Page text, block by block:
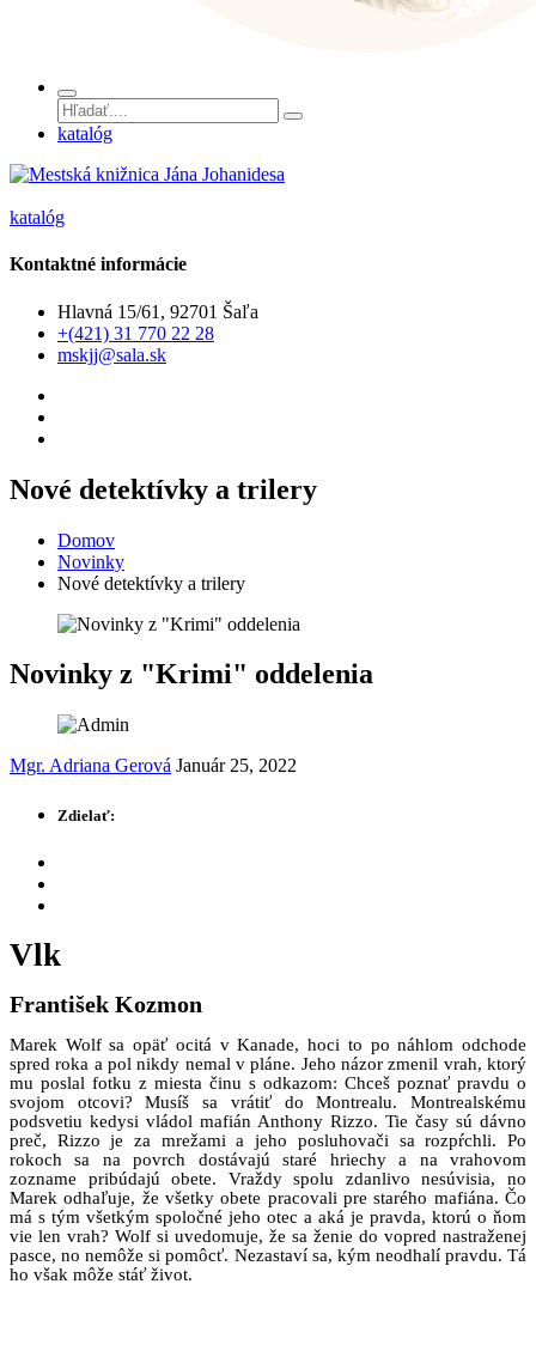
katalóg
katalóg
Kontaktné informácie
Hlavná 15/61, 92701 Šaľa
+(421) 31 770 22 28
mskjj@sala.sk
Nové detektívky a trilery
Domov
Novinky
Nové detektívky a trilery
Novinky z "Krimi" oddelenia
Mgr. Adriana Gerová Január 25, 2022
Zdielať:
Vlk
František Kozmon
Marek Wolf sa opäť ocitá v Kanade, hoci to po náhlom odchode
spred roka a pol nikdy nemal v pláne. Jeho názor zmenil vrah, ktorý
mu poslal fotku z miesta činu s odkazom: Chceš poznať pravdu o
svojom otcovi? Musíš sa vrátiť do Montrealu. Montrealskému
podsvetiu kedysi vládol mafián Anthony Rizzo. Tie časy sú dávno
preč, Rizzo je za mrežami a jeho posluhovači sa rozpŕchli. Po
rokoch sa na povrch dostávajú staré hriechy a na vrahovom
zozname pribúdajú obete. Vraždy spolu zdanlivo nesúvisia, no
Marek odhaľuje, že všetky obete pracovali pre starého mafiána. Čo
má s tým všetkým spoločné jeho otec a aká je pravda, ktorú o ňom
vie len vrah? Wolf si uvedomuje, že sa ženie do vopred nastraženej
pasce, no nemôže si pomôcť. Nezastaví sa, kým neodhalí pravdu. Tá
ho však môže stáť život.